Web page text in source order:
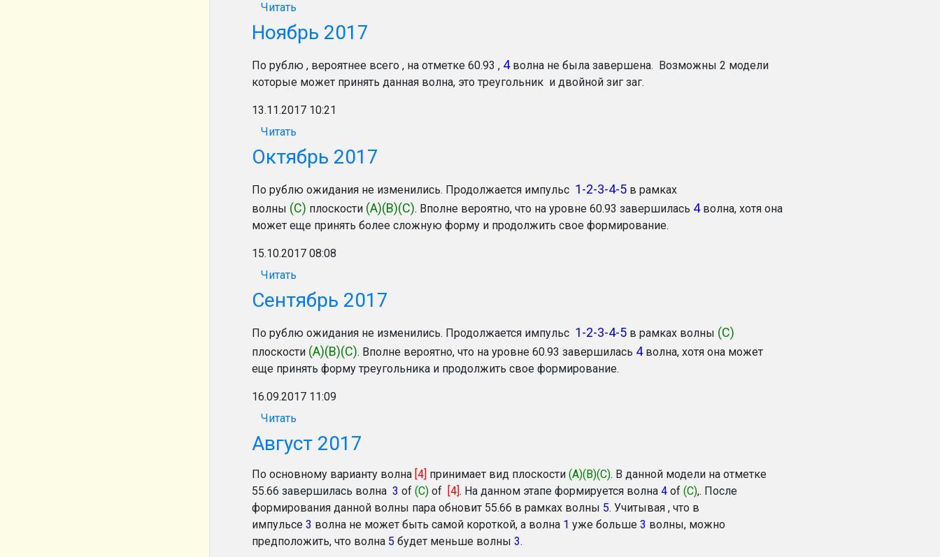
Читать
Ноябрь 2017
По рублю , вероятнее всего , на отметке 60.93 , 4волна не была завершена. Возможны 2 модели
которые может принять данная волна, это треугольник и двойной зиг заг.
13.11.2017 10:21
Читать
Октябрь 2017
По рублю ожидания не изменились. Продолжается импульс 1-2-3-4-5 в рамках
волны (С) плоскости (A)(B)(C). Вполне вероятно, что на уровне 60.93 завершилась 4 волна, хотя она
может еще принять более сложную форму и продолжить свое формирование.
15.10.2017 08:08
Читать
Сентябрь 2017
По рублю ожидания не изменились. Продолжается импульс 1-2-3-4-5 в рамках волны (С)
плоскости (A)(B)(C). Вполне вероятно, что на уровне 60.93 завершилась 4 волна, хотя она может
еще принять форму треугольника и продолжить свое формирование.
16.09.2017 11:09
Читать
Август 2017
По основному варианту волна [4] принимает вид плоскости (A)(B)(C). В данной модели на отметке
55.66 завершилась волна 3 of (C) of [4]. На данном этапе формируется волна 4 of (C),. После
формирования данной волны пара обновит 55.66 в рамках волны 5. Учитывая , что в
импульсе 3 волна не может быть самой короткой, а волна 1 уже больше 3 волны, можно
предположить, что волна 5 будет меньше волны 3.